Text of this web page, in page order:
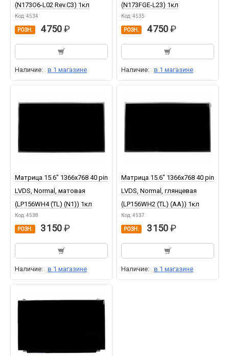
(N173O6-L02 Rev.C3) 1кл
Код: 4534
РОЗН. 4 750
Наличие: в 1 магазине
(N173FGE-L23) 1кл
Код: 4535
РОЗН. 4 750
Наличие: в 1 магазине
Матрица 15.6" 1366x768 40 pin
LVDS, Normal, матовая
(LP156WH4 (TL) (N1)) 1кл
Код: 4538
РОЗН. 3 150
Наличие: в 1 магазине
Матрица 15.6" 1366x768 40 pin
LVDS, Normal, глянцевая
(LP156WH2 (TL) (AA)) 1кл
Код: 4537
РОЗН. 3 150
Наличие: в 1 магазине